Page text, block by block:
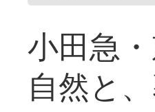
小田急
自然と